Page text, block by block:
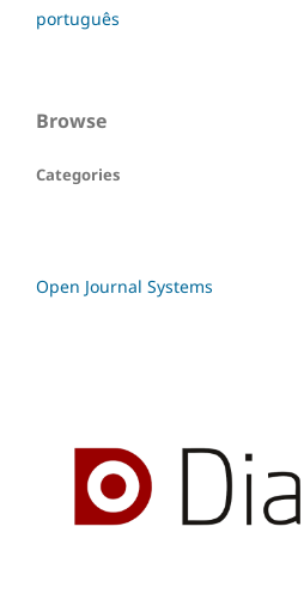
português
Browse
Categories
Open Journal Systems